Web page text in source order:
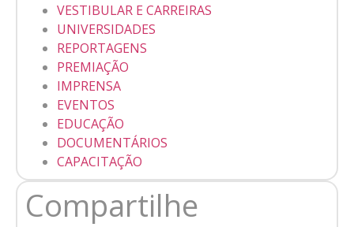
VESTIBULAR E CARREIRAS
UNIVERSIDADES
REPORTAGENS
PREMIAÇÃO
IMPRENSA
EVENTOS
EDUCAÇÃO
DOCUMENTÁRIOS
CAPACITAÇÃO
Compartilhe